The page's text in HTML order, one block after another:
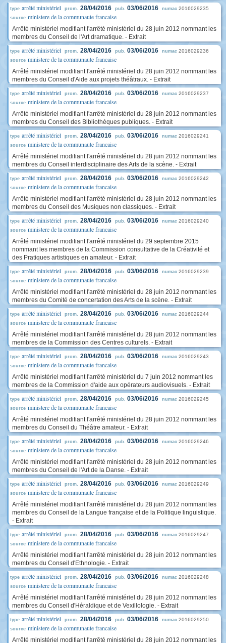
type arrêté ministériel prom. 28/04/2016 pub. 03/06/2016 numac 2016029235
source ministere de la communaute francaise
Arrêté ministériel modifiant l'arrêté ministériel du 28 juin 2012 nommant les
membres du Conseil de l'Art dramatique. - Extrait
type arrêté ministériel prom. 28/04/2016 pub. 03/06/2016 numac 2016029236
source ministere de la communaute francaise
Arrêté ministériel modifiant l'arrêté ministériel du 28 juin 2012 nommant les
membres du Conseil d'Aide aux projets théâtraux. - Extrait
type arrêté ministériel prom. 28/04/2016 pub. 03/06/2016 numac 2016029237
source ministere de la communaute francaise
Arrêté ministériel modifiant l'arrêté ministériel du 28 juin 2012 nommant les
membres du Conseil des Bibliothèques publiques. - Extrait
type arrêté ministériel prom. 28/04/2016 pub. 03/06/2016 numac 2016029241
source ministere de la communaute francaise
Arrêté ministériel modifiant l'arrêté ministériel du 28 juin 2012 nommant les
membres du Conseil interdisciplinaire des Arts de la scène. - Extrait
type arrêté ministériel prom. 28/04/2016 pub. 03/06/2016 numac 2016029242
source ministere de la communaute francaise
Arrêté ministériel modifiant l'arrêté ministériel du 28 juin 2012 nommant les
membres du Conseil des Musiques non classiques. - Extrait
type arrêté ministériel prom. 28/04/2016 pub. 03/06/2016 numac 2016029240
source ministere de la communaute francaise
Arrêté ministériel modifiant l'arrêté ministériel du 29 septembre 2015
nommant les membres de la Commission consultative de la Créativité et
des Pratiques artistiques en amateur. - Extrait
type arrêté ministériel prom. 28/04/2016 pub. 03/06/2016 numac 2016029239
source ministere de la communaute francaise
Arrêté ministériel modifiant l'arrêté ministériel du 28 juin 2012 nommant les
membres du Comité de concertation des Arts de la scène. - Extrait
type arrêté ministériel prom. 28/04/2016 pub. 03/06/2016 numac 2016029244
source ministere de la communaute francaise
Arrêté ministériel modifiant l'arrêté ministériel du 28 juin 2012 nommant les
membres de la Commission des Centres culturels. - Extrait
type arrêté ministériel prom. 28/04/2016 pub. 03/06/2016 numac 2016029243
source ministere de la communaute francaise
Arrêté ministériel modifiant l'arrêté ministériel du 7 juin 2012 nommant les
membres de la Commission d'aide aux opérateurs audiovisuels. - Extrait
type arrêté ministériel prom. 28/04/2016 pub. 03/06/2016 numac 2016029245
source ministere de la communaute francaise
Arrêté ministériel modifiant l'arrêté ministériel du 28 juin 2012 nommant les
membres du Conseil du Théâtre amateur. - Extrait
type arrêté ministériel prom. 28/04/2016 pub. 03/06/2016 numac 2016029246
source ministere de la communaute francaise
Arrêté ministériel modifiant l'arrêté ministériel du 28 juin 2012 nommant les
membres du Conseil de l'Art de la Danse. - Extrait
type arrêté ministériel prom. 28/04/2016 pub. 03/06/2016 numac 2016029249
source ministere de la communaute francaise
Arrêté ministériel modifiant l'arrêté ministériel du 28 juin 2012 nommant les
membres du Conseil de la Langue française et de la Politique linguistique.
- Extrait
type arrêté ministériel prom. 28/04/2016 pub. 03/06/2016 numac 2016029247
source ministere de la communaute francaise
Arrêté ministériel modifiant l'arrêté ministériel du 28 juin 2012 nommant les
membres du Conseil d'Ethnologie. - Extrait
type arrêté ministériel prom. 28/04/2016 pub. 03/06/2016 numac 2016029248
source ministere de la communaute francaise
Arrêté ministériel modifiant l'arrêté ministériel du 28 juin 2012 nommant les
membres du Conseil d'Héraldique et de Vexillologie. - Extrait
type arrêté ministériel prom. 28/04/2016 pub. 03/06/2016 numac 2016029250
source ministere de la communaute francaise
Arrêté ministériel modifiant l'arrêté ministériel du 28 juin 2012 nommant les